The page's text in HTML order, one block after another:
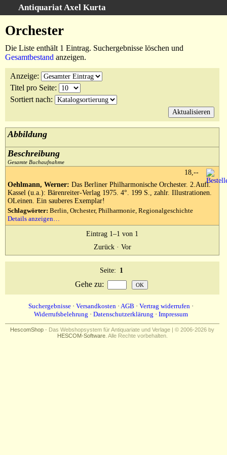
Antiquariat Axel Kurta
Suche
Sachgebiete
Schlagwörter
Kataloge
Warenkorb
Geschäftschronik
Orchester
Die Liste enthält 1 Eintrag. Suchergebnisse löschen und
Gesamtbestand anzeigen.
Anzeige:
Titel pro Seite:
Sortiert nach:
Abbildung
Beschreibung
Gesamte Buchaufnahme
Oehlmann, Werner: Das Berliner Philharmonische Orchester. 2.Aufl.
Kassel (u.a.): Bärenreiter-Verlag 1975. 4°. 199 S., zahlr. Illustrationen.
OLeinen. Ein sauberes Exemplar!
Schlagwörter: Berlin, Orchester, Philharmonie, Regionalgeschichte
Details anzeigen…
18,--
Eintrag 1–1 von 1
Zurück· Vor
Seite: 1
Gehe zu:
Suchergebnisse · Versandkosten · AGB · Vertrag widerrufen ·
Widerrufsbelehrung · Datenschutzerklärung · Impressum
HescomShop - Das Webshopsystem für Antiquariate und Verlage | © 2006-2026 by
HESCOM-Software. Alle Rechte vorbehalten.